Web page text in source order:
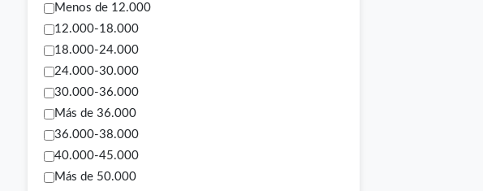
Menos de 12.000
12.000-18.000
18.000-24.000
24.000-30.000
30.000-36.000
Más de 36.000
36.000-38.000
40.000-45.000
Más de 50.000